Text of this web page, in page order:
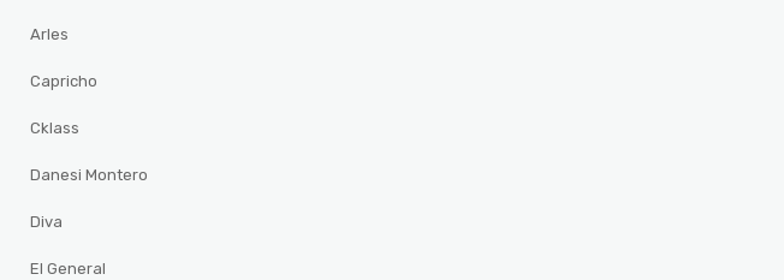
Arles
Capricho
Cklass
Danesi Montero
Diva
El General